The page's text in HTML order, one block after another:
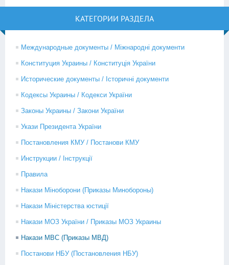
КАТЕГОРИИ РАЗДЕЛА
Международные документы / Міжнародні документи
Конституция Украины / Конституція України
Исторические документы / Історичні документи
Кодексы Украины / Кодекси України
Законы Украины / Закони України
Укази Президента України
Постановления КМУ / Постанови КМУ
Инструкции / Інструкції
Правила
Накази Міноборони (Приказы Минобороны)
Накази Міністерства юстиції
Накази МОЗ України / Приказы МОЗ Украины
Накази МВС (Приказы МВД)
Постанови НБУ (Постановления НБУ)